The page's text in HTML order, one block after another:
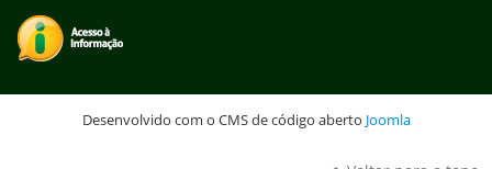
Desenvolvido com o CMS de código aberto Joomla